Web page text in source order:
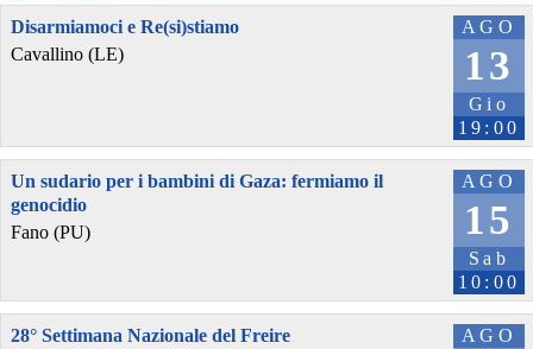
AGO
13
Gio
19:00
Disarmiamoci e Re(si)stiamo
Cavallino (LE)
AGO
15
Sab
10:00
Un sudario per i bambini di Gaza: fermiamo il
genocidio
Fano (PU)
AGO
28° Settimana Nazionale del Freire